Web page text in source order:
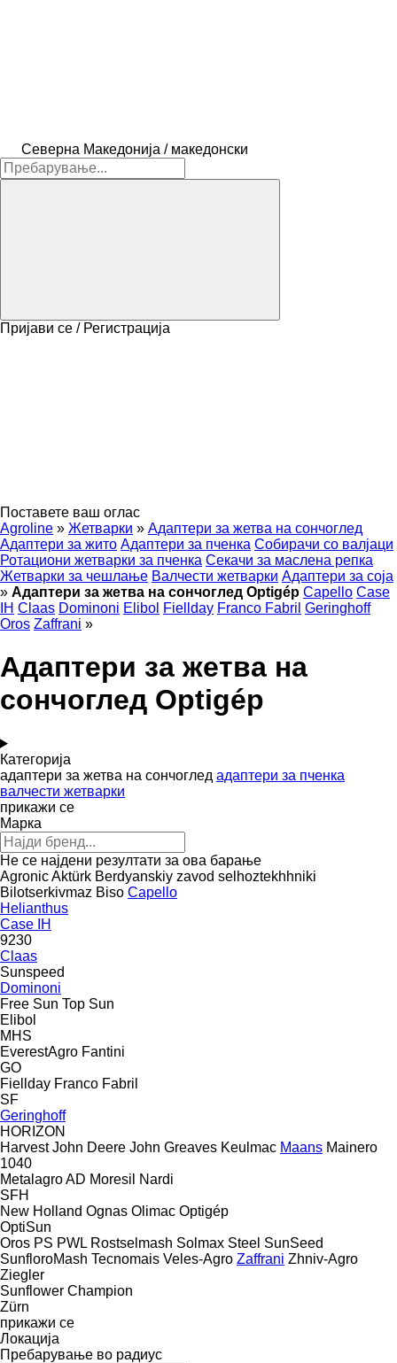
Северна Македонија / македонски
Пријави се / Регистрација
Поставете ваш оглас
Agroline » Жетварки » Адаптери за жетва на сончоглед
Адаптери за жито Адаптери за пченка Собирачи со валјаци
Ротациони жетварки за пченка Секачи за маслена репка
Жетварки за чешлање Валчести жетварки Адаптери за соја
» Адаптери за жетва на сончоглед Optigép Capello Case
IH Claas Dominoni Elibol Fiellday Franco Fabril Geringhoff
Oros Zaffrani »
Адаптери за жетва на
сончоглед Optigép
Категорија
адаптери за жетва на сончоглед адаптери за пченка
валчести жетварки
прикажи се
Марка
Не се најдени резултати за ова барање
AgronicAktürk Berdyanskiy zavod selhoztekhhniki
Bilotserkivmaz Biso Capello
Helianthus
Case IH
9230
Claas
Sunspeed
Dominoni
Free Sun Top Sun
Elibol
MHS
EverestAgro Fantini
GO
Fiellday Franco Fabril
SF
Geringhoff
HORIZON
Harvest John Deere John Greaves Keulmac Maans Mainero
1040
Metalagro AD Moresil
Nardi
SFH
New Holland Ognas Olimac Optigép
OptiSun
Oros PS PWL Rostselmash Solmax Steel SunSeed
SunfloroMash Tecnomais Veles-Agro Zaffrani Zhniv-Agro
Ziegler
Sunflower Champion
Zürn
прикажи се
Локација
Пребарување во радиус